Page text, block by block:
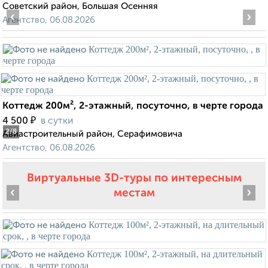
Советский район, Большая Осенняя
Агентство, 06.08.2026
2/8
‹ ›
Коттедж 200м², 2-этажный, посуточно, в черте города
4 500 ₽ в сутки
Авиастроительный район, Серафимовича
Агентство, 06.08.2026
Виртуальные 3D-туры по интересным
местам
‹ ›